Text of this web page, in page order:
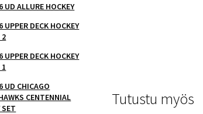
Tutustu myös
UD ALLURE HOCKEY
UPPER DECK HOCKEY
2
UPPER DECK HOCKEY
UD CHICAGO
CENTENNIAL
SET